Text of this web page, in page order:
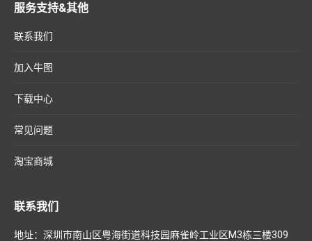
服务支持&其他
联系我们
加入牛图
下载中心
常见问题
淘宝商城
联系我们
地址：深圳市南山区粤海街道科技园麻雀岭工业区M3栋三楼309